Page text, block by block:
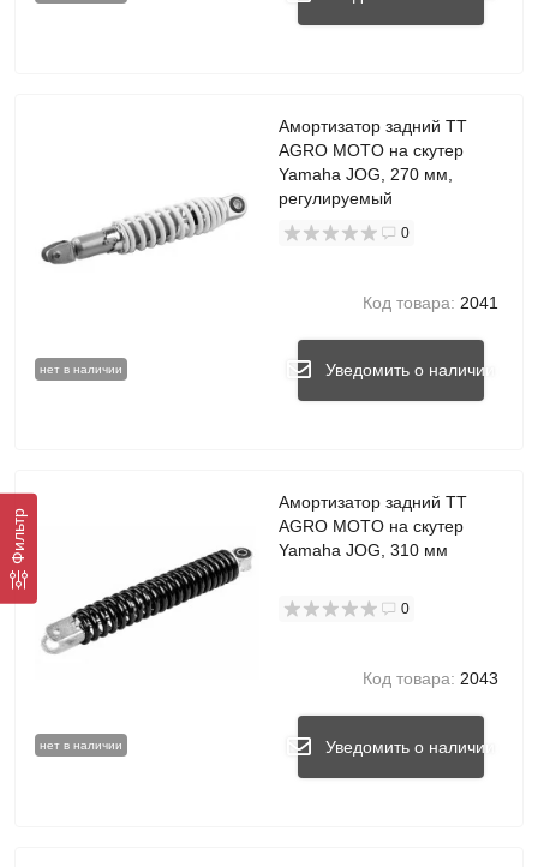
Фильтр
нет в наличии
Амортизатор задний TT
AGRO MOTO на скутер
Yamaha JOG, 270 мм,
регулируемый
0
Код товара: 2041
Уведомить о наличии
нет в наличии
Амортизатор задний TT
AGRO MOTO на скутер
Yamaha JOG, 310 мм
0
Код товара: 2043
Уведомить о наличии